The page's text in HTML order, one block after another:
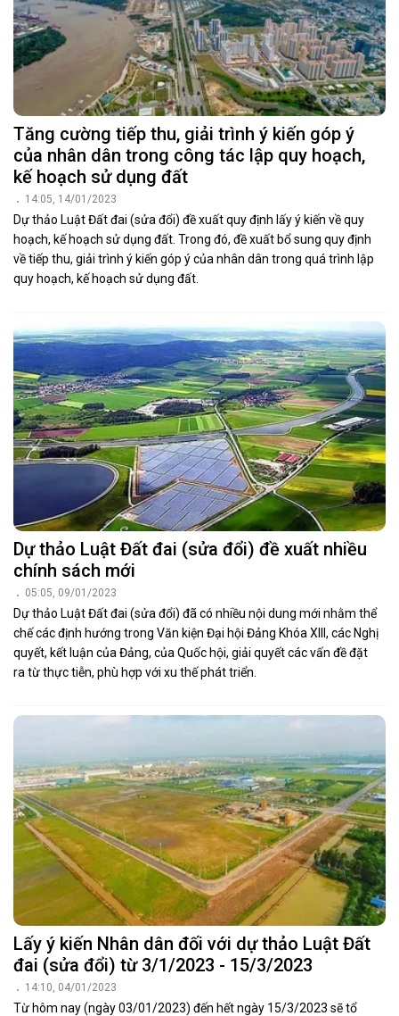
Tăng cường tiếp thu, giải trình ý kiến góp ý
của nhân dân trong công tác lập quy hoạch,
kế hoạch sử dụng đất
14:05, 14/01/2023
Dự thảo Luật Đất đai (sửa đổi) đề xuất quy định lấy ý kiến về quy
hoạch, kế hoạch sử dụng đất. Trong đó, đề xuất bổ sung quy định
về tiếp thu, giải trình ý kiến góp ý của nhân dân trong quá trình lập
quy hoạch, kế hoạch sử dụng đất.
Dự thảo Luật Đất đai (sửa đổi) đề xuất nhiều
chính sách mới
05:05, 09/01/2023
Dự thảo Luật Đất đai (sửa đổi) đã có nhiều nội dung mới nhằm thể
chế các định hướng trong Văn kiện Đại hội Đảng Khóa XIII, các Nghị
quyết, kết luận của Đảng, của Quốc hội, giải quyết các vấn đề đặt
ra từ thực tiễn, phù hợp với xu thế phát triển.
Lấy ý kiến Nhân dân đối với dự thảo Luật Đất
đai (sửa đổi) từ 3/1/2023 - 15/3/2023
14:10, 04/01/2023
Từ hôm nay (ngày 03/01/2023) đến hết ngày 15/3/2023 sẽ tổ